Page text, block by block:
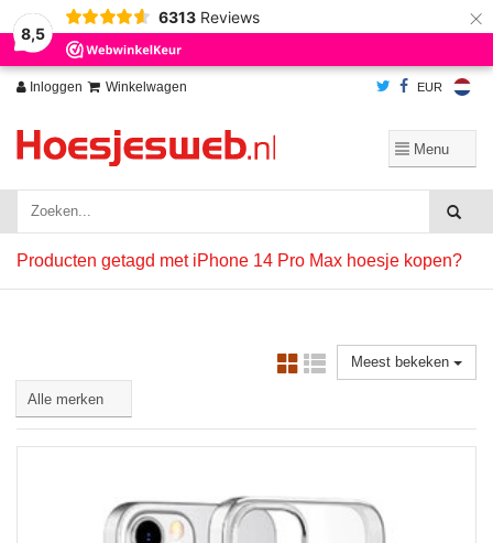
8,5
6313 Reviews ×
Inloggen Winkelwagen EUR
Producten getagd met iPhone 14 Pro Max hoesje kopen?
Meest bekeken
Wij slaan cookies op om onze website te verbeteren. Is dat akkoord?
Ja
Nee